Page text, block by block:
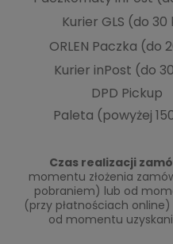
Kurier GLS (do 30
ORLEN Paczka (do
Kurier inPost (do
DPD Pickup
Paleta (powyżej
Czas realizacji
momentu złożenia
pobraniem) lub od
(przy płatnościach
od momentu